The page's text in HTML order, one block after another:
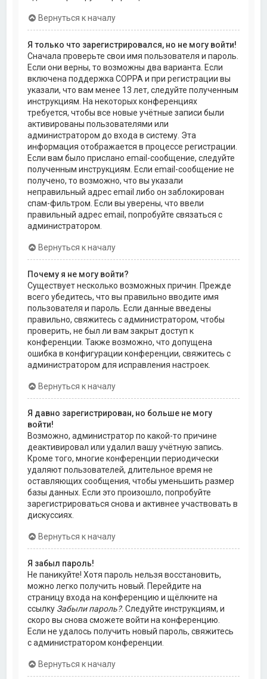
Вернуться к началу
Я только что зарегистрировался, но не могу войти!
Сначала проверьте свои имя пользователя и пароль.
Если они верны, то возможны два варианта. Если
включена поддержка COPPA и при регистрации вы
указали, что вам менее 13 лет, следуйте полученным
инструкциям. На некоторых конференциях
требуется, чтобы все новые учётные записи были
активированы пользователями или
администратором до входа в систему. Эта
информация отображается в процессе регистрации.
Если вам было прислано email-сообщение, следуйте
полученным инструкциям. Если email-сообщение не
получено, то возможно, что вы указали
неправильный адрес email либо он заблокирован
спам-фильтром. Если вы уверены, что ввели
правильный адрес email, попробуйте связаться с
администратором.
Вернуться к началу
Почему я не могу войти?
Существует несколько возможных причин. Прежде
всего убедитесь, что вы правильно вводите имя
пользователя и пароль. Если данные введены
правильно, свяжитесь с администратором, чтобы
проверить, не был ли вам закрыт доступ к
конференции. Также возможно, что допущена
ошибка в конфигурации конференции, свяжитесь с
администратором для исправления настроек.
Вернуться к началу
Я давно зарегистрирован, но больше не могу
войти!
Возможно, администратор по какой-то причине
деактивировал или удалил вашу учётную запись.
Кроме того, многие конференции периодически
удаляют пользователей, длительное время не
оставляющих сообщения, чтобы уменьшить размер
базы данных. Если это произошло, попробуйте
зарегистрироваться снова и активнее участвовать в
дискуссиях.
Вернуться к началу
Я забыл пароль!
Не паникуйте! Хотя пароль нельзя восстановить,
можно легко получить новый. Перейдите на
страницу входа на конференцию и щёлкните на
ссылку Забыли пароль?. Следуйте инструкциям, и
скоро вы снова сможете войти на конференцию.
Если не удалось получить новый пароль, свяжитесь
с администратором конференции.
Вернуться к началу